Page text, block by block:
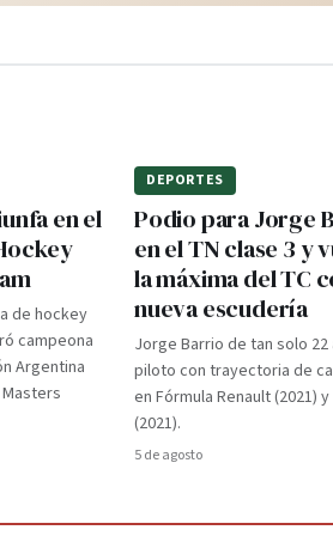
en el
de hockey
campeona
Argentina
DEPORTES
Podio para Jorge
en el TN clase 3 y
la máxima del TC
nueva escudería
Jorge Barrio de tan solo 22
piloto con trayectoria de
en Fórmula Renault (2021)
(2021).
5 de agosto